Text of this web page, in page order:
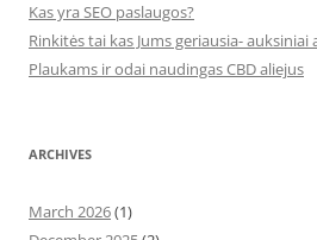
Kas yra SEO paslaugos?
Rinkitės tai kas Jums geriausia-
Plaukams ir odai naudingas CBD aliejus
ARCHIVES
March 2026(1)